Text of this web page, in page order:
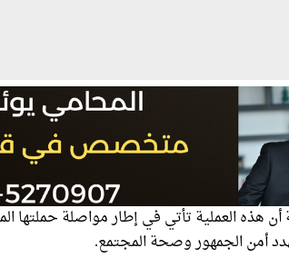
هذه العملية تأتي في إطار مواصلة حملتها
أمن الجمهور وصحة المجتمع.